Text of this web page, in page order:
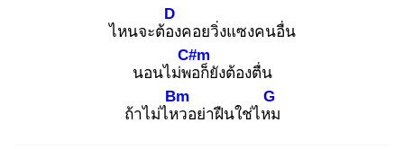
ไหนจะต้อง
D
คอยวิ่งแซงคนอื่น
นอนไม่พอ
C#m
ก็ยังต้องตื่น
ถ้าไม่ไหว
Bm
อย่าฝืนใช่ไหม
G